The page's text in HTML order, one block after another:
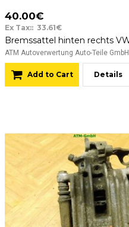
40.00€
Ex Tax:: 33.61€
ATM Autoverwertung Auto-Teile
Add to Cart Details